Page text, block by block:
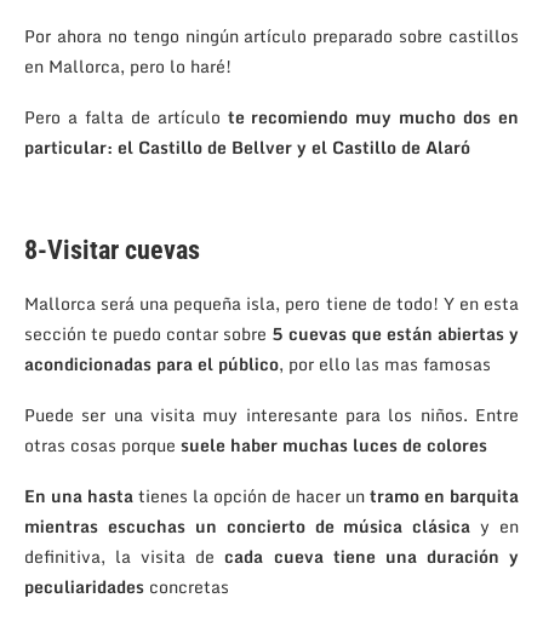
Por ahora no tengo ningún artículo preparado sobre castillos
en Mallorca, pero lo haré!
Pero a falta de artículo te recomiendo muy mucho dos en
particular: el Castillo de Bellver y el Castillo de Alaró
8-Visitar cuevas
Mallorca será una pequeña isla, pero tiene de todo! Y en esta
sección te puedo contar sobre 5 cuevas que están abiertas y
acondicionadas para el público, por ello las mas famosas
Puede ser una visita muy interesante para los niños. Entre
otras cosas porque suele haber muchas luces de colores
En una hastatienes la opción de hacer untramo en barquita
mientras escuchas un concierto de música clásica y en
definitiva, la visita decada cueva tiene una duración y
peculiaridades concretas